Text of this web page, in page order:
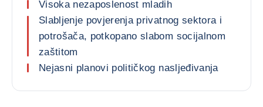
Visoka nezaposlenost mladih
Slabljenje povjerenja privatnog sektora i
potrošača, potkopano slabom socijalnom
zaštitom
Nejasni planovi političkog nasljeđivanja